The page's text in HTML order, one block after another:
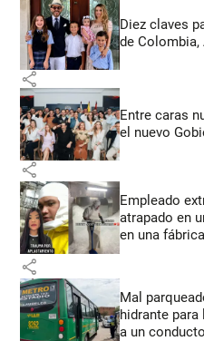
Diez claves
de
share
Entre caras
el nuevo
share
Empleado
atrapado en
en una
share
Mal
hidrante
a un